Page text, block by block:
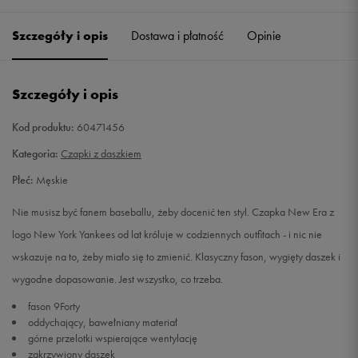
ONE SIZE
Szczegóły i opis Dostawa i płatność Opinie
Szczegóły i opis
Kod produktu: 60471456
Kategoria: Czapki z daszkiem
Płeć: Męskie
Nie musisz być fanem baseballu, żeby docenić ten styl. Czapka New Era z
logo New York Yankees od lat króluje w codziennych outfitach - i nic nie
wskazuje na to, żeby miało się to zmienić. Klasyczny fason, wygięty daszek i
wygodne dopasowanie. Jest wszystko, co trzeba.
fason 9Forty
oddychający, bawełniany materiał
górne przelotki wspierające wentylację
zakrzywiony daszek